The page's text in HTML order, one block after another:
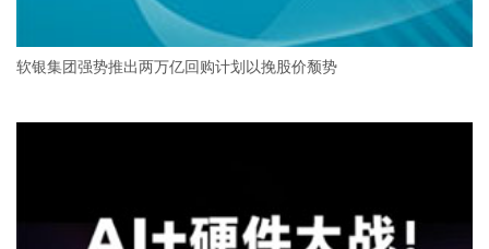
软银集团强势推出两万亿回购计划以挽股价颓势